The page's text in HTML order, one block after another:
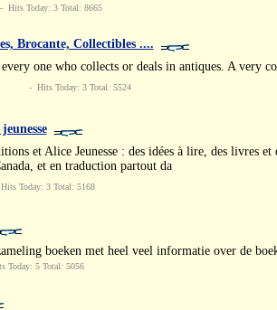
- Hits Today: 3 Total: 8665
Brocante, Collectibles ....
one who collects or deals in antiques. A very
- Hits Today: 3 Total: 5524
et Alice Jeunesse : des idées à lire, des livres
et en traduction partout da
Today: 3 Total: 5168
boeken met heel veel informatie over de
Today: 5 Total: 5056